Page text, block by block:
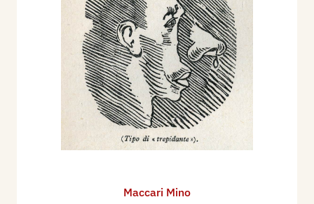
Maccari Mino